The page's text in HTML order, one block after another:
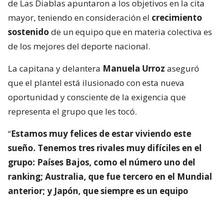
de Las Diablas apuntaron a los objetivos en la cita
mayor, teniendo en consideración el crecimiento
sostenido de un equipo que en materia colectiva es
de los mejores del deporte nacional.
La capitana y delantera Manuela Urroz aseguró
que el plantel está ilusionado con esta nueva
oportunidad y consciente de la exigencia que
representa el grupo que les tocó.
“Estamos muy felices de estar viviendo este
sueño. Tenemos tres rivales muy difíciles en el
grupo: Países Bajos, como el número uno del
ranking; Australia, que fue tercero en el Mundial
anterior; y Japón, que siempre es un equipo